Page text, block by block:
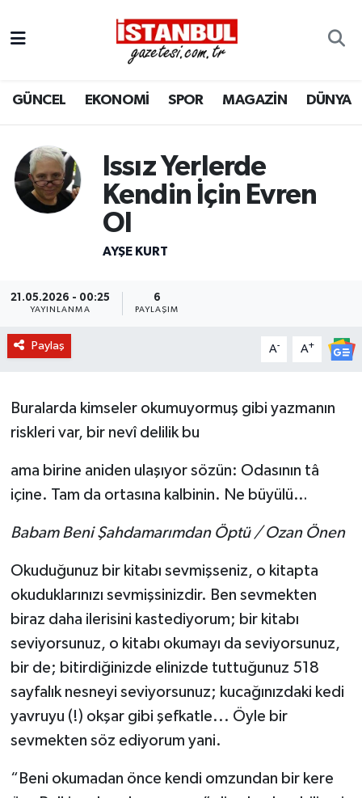
GÜNCEL EKONOMİ SPOR MAGAZİN DÜNYA
Issız Yerlerde
Kendin İçin Evren
Ol
AYŞE KURT
21.05.2026 - 00:25
YAYINLANMA
6
PAYLAŞIM
Paylaş A- A+
Buralarda kimseler okumuyormuş gibi yazmanın
riskleri var, bir nevî delilik bu
ama birine aniden ulaşıyor sözün: Odasının tâ
içine. Tam da ortasına kalbinin. Ne büyülü…
Babam Beni Şahdamarımdan Öptü / Ozan Önen
Okuduğunuz bir kitabı sevmişseniz, o kitapta
okuduklarınızı sevmişsinizdir. Ben sevmekten
biraz daha ilerisini kastediyorum; bir kitabı
seviyorsunuz, o kitabı okumayı da seviyorsunuz,
bir de; bitirdiğinizde elinizde tuttuğunuz 518
sayfalık nesneyi seviyorsunuz; kucağınızdaki kedi
yavruyu (!) okşar gibi şefkatle... Öyle bir
sevmekten söz ediyorum yani.
“Beni okumadan önce kendi omzundan bir kere
EKONOMİ
İSTANBUL
DÜNYA
KÜLTÜR SANAT
SAĞLIK
OTOMOBİL
KURUMSAL
Nöbetçi Eczaneler
Hava Durumu
Trafik Durumu
Süper Lig Puan Durumu ve Fikstür
Tüm Manşetler
Haber Arşivi